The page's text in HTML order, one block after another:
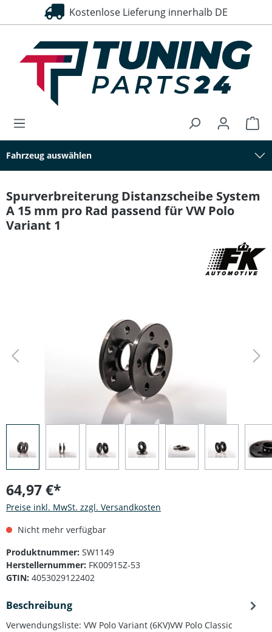
springen Kostenlose Lieferung innerhalb DE
30 Tage Rückgaberecht
Fahrzeug auswählen
Spurverbreiterung Distanzscheibe System
A 15 mm pro Rad passend für VW Polo
Variant 1
64,97 €*
Preise inkl. MwSt. zzgl. Versandkosten
Nicht mehr verfügbar
Produktnummer: SW1149
Herstellernummer: FK00915Z-53
GTIN: 4053029122402
Beschreibung
Verwendungsliste: VW Polo Variant (6KV)VW Polo Classic